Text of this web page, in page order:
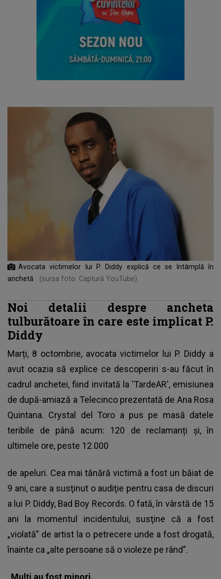
Avocata victimelor lui P. Diddy explică ce se întâmplă în
anchetă
(sursa foto: Captură YouTube)
Noi detalii despre ancheta
tulburătoare în care este implicat P.
Diddy
Marți, 8 octombrie, avocata victimelor lui P. Diddy a
avut ocazia să explice ce descoperiri s-au făcut în
cadrul anchetei, fiind invitată la 'TardeAR', emisiunea
de după-amiază a Telecinco prezentată de Ana Rosa
Quintana. Crystal del Toro a pus pe masă datele
teribile de până acum: 120 de reclamanți și, în
ultimele ore, peste 12.000
de apeluri. Cea mai tănără victimă a fost un băiat de
9 ani, care a susţinut o audiţie pentru casa de discuri
a lui P. Diddy, Bad Boy Records. O fată, în vârstă de 15
ani la momentul incidentului, susţine că a fost
„violată” de artist la o petrecere unde a fost drogată,
înainte ca „alte persoane să o violeze pe rând”.
„Mulți au fost minori.